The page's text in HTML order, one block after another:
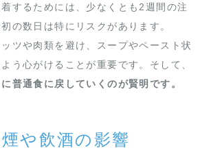
するためには、少なくとも2週間の注
の数日は特にリスクがあります。
ツや肉類を避け、スープやペースト状
う心がけることが重要です。そして、
普通食に戻していくのが賢明です。
や飲酒の影響